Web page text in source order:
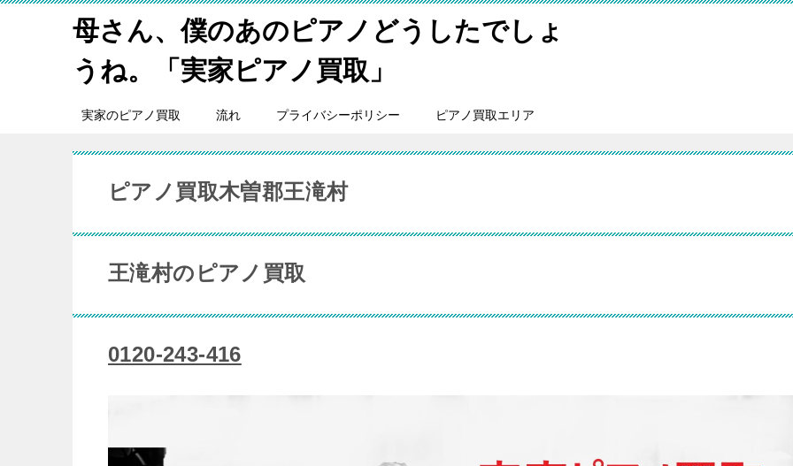
母さん、僕のあのピアノどうしたでしょ
うね。「実家ピアノ買取」
実家のピアノ買取 流れ プライバシーポリシー ピアノ買取エリア
ピアノ買取木曽郡王滝村
王滝村のピアノ買取
0120-243-416